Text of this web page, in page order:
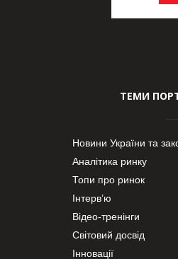
ТЕМИ
Новини України та
Аналітика ринку
Топи про ринок
Інтерв’ю
Відео-тренінги
Світовий досвід
Інновації